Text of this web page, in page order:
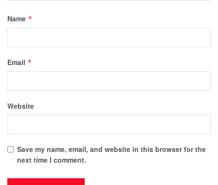
Name *
Email *
Website
Save my name, email, and website in this browser for the
next time I comment.